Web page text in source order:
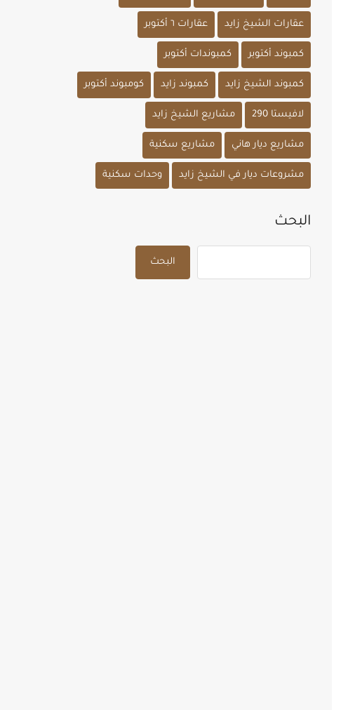
عقارات الشيخ زايد عقارات ٦ أكتوبر
كمبوند أكتوبر كمبوندات أكتوبر
كمبوند الشيخ زايد كمبوند زايد كومبوند أكتوبر
لافيستا 290 مشاريع الشيخ زايد
مشاريع ديار هاني مشاريع سكنية
مشروعات ديار في الشيخ زايد وحدات سكنية
البحث
البحث